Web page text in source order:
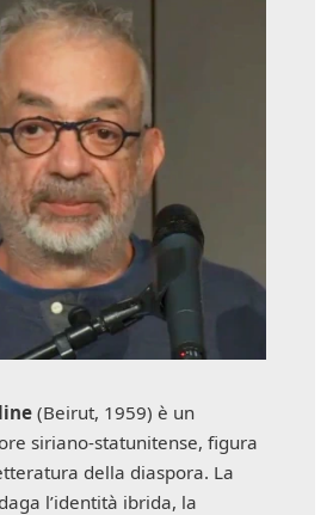
(Beirut, 1959) è un
siriano-statunitense, figura
della diaspora. La
l’identità ibrida, la